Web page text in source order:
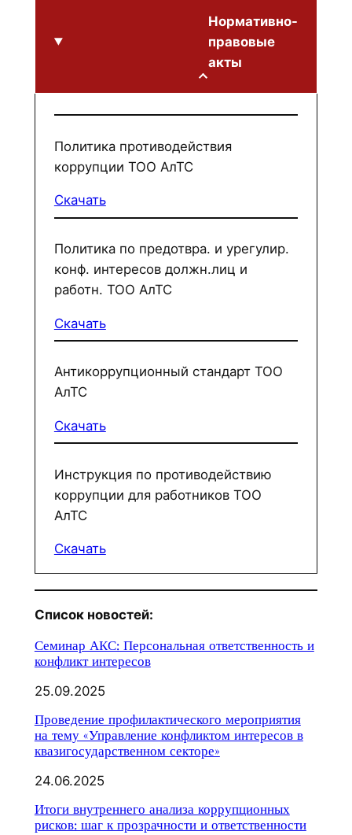
Нормативно-
правовые
акты
Политика противодействия
коррупции ТОО АлТС
Скачать
Политика по предотвра. и урегулир.
конф. интересов должн.лиц и
работн. ТОО АлТС
Скачать
Антикоррупционный стандарт ТОО
АлТС
Скачать
Инструкция по противодействию
коррупции для работников ТОО
АлТС
Скачать
Список новостей:
Семинар АКС: Персональная ответственность и
конфликт интересов
25.09.2025
Проведение профилактического мероприятия
на тему «Управление конфликтом интересов в
квазигосударственном секторе»
24.06.2025
Итоги внутреннего анализа коррупционных
рисков: шаг к прозрачности и ответственности